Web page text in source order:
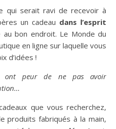
qui serait ravi de recevoir à
un cadeau dans l’esprit
bon endroit. Le Monde du
en ligne sur laquelle vous
d’idées !
ont peur de ne pas avoir
que vous recherchez,
produits fabriqués à la main,